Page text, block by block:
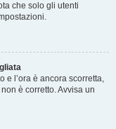
che solo gli utenti
e l’ora è ancora scorretta,
è corretto. Avvisa un